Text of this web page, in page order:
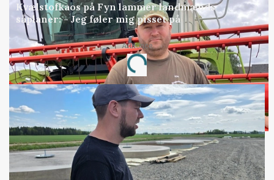
Kvælstofkaos på Fyn lammer landmænds
såplaner: - Jeg føler mig pisset på
Annonce
Loading...